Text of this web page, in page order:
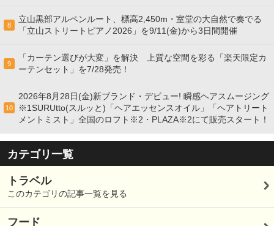
8
立山黒部アルペンルート、標高2,450m・室堂の大自然で奏でる
「立山ストリートピアノ2026」を9/11(金)から3日間開催
9
「カーテン選びが大変」を解決 上質な空間を彩る「楽天限定カ
ーテンセット」を7/28発売！
10
2026年8月28日(金)新ブランド・デビュー! 瞬感ヘアスムージング
※1SURUtto(スルッと)「ヘアエッセンスオイル」「ヘアトリート
メントミスト」全国のロフト※2・PLAZA※2にて販売スタート！
カテゴリ一覧
トラベル
このカテゴリの記事一覧を見る
フード